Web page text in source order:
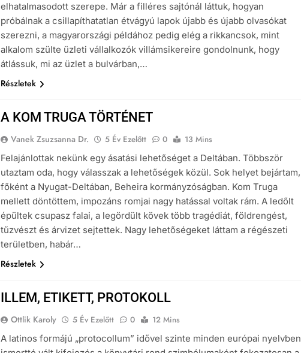
elhatalmasodott szerepe. Már a filléres sajtónál láttuk, hogyan
próbálnak a csillapíthatatlan étvágyú lapok újabb és újabb olvasókat
szerezni, a magyarországi példához pedig elég a rikkancsok, mint
alkalom szülte üzleti vállalkozók villámsikereire gondolnunk, hogy
átlássuk, mi az üzlet a bulvárban,…
Részletek
A KOM TRUGA TÖRTÉNET
Vanek Zsuzsanna Dr. 5 Év Ezelőtt 0
13 Mins
Felajánlottak nekünk egy ásatási lehetőséget a Deltában. Többször
utaztam oda, hogy válasszak a lehetőségek közül. Sok helyet bejártam,
főként a Nyugat-Deltában, Beheira kormányzóságban. Kom Truga
mellett döntöttem, impozáns romjai nagy hatással voltak rám. A ledőlt
épültek csupasz falai, a legördült kövek több tragédiát, földrengést,
tűzvészt és árvizet sejtettek. Nagy lehetőségeket láttam a régészeti
területben, habár…
Részletek
ILLEM, ETIKETT, PROTOKOLL
Ottlik Karoly 5 Év Ezelőtt 0
12 Mins
A latinos formájú „protocollum” idővel szinte minden európai nyelvben